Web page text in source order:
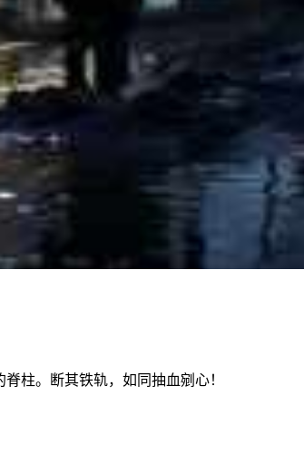
柱。断其铁轨，如同抽血剜心！